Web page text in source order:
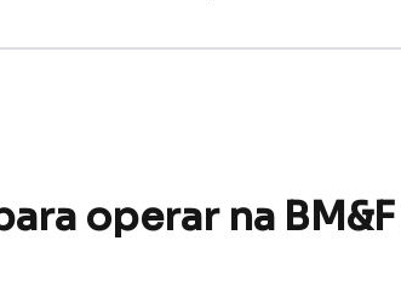
operar na